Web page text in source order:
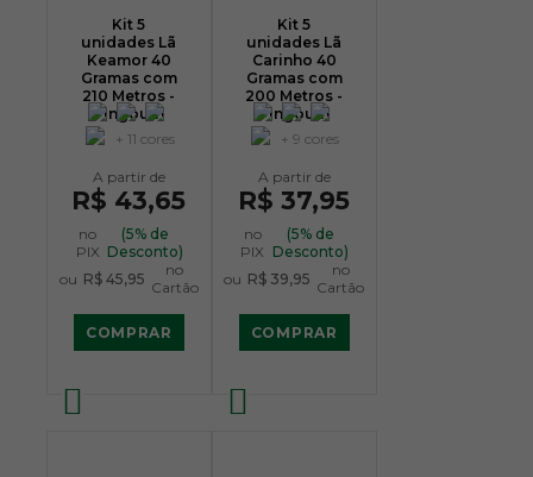
Kit 5
unidades Lã
Keamor 40
Gramas com
210 Metros -
Pingouin
+ 11 cores
R$ 43,65
no
PIX
(5% de
Desconto)
ou R$ 45,95
no
Cartão
COMPRAR
Kit 5
unidades Lã
Carinho 40
Gramas com
200 Metros -
Pingouin
+ 9 cores
R$ 37,95
no
PIX
(5% de
Desconto)
ou R$ 39,95
no
Cartão
COMPRAR